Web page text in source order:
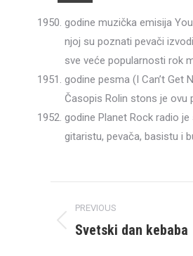
godine muzička emisija
njoj su poznati pevači
sve veće popularnosti rok
godine pesma (I Can’t Get
Časopis Rolin stons je ovu
godine Planet Rock radio
gitaristu, pevača, basistu i
navigation
PREVIOUS
Previous
Svetski dan kebaba